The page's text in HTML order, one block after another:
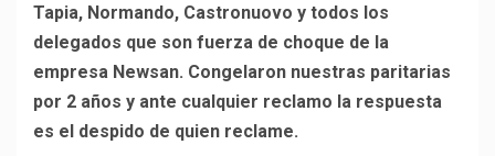
Tapia, Normando, Castronuovo y todos los
delegados que son fuerza de choque de la
empresa Newsan. Congelaron nuestras paritarias
por 2 años y ante cualquier reclamo la respuesta
es el despido de quien reclame.